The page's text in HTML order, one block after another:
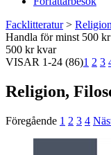
Facklitteratur>
Handla för minst 500
500 kr kvar
VISAR 1-24 (86)1 2 3
Religion,
Föregående 1 2 3 4